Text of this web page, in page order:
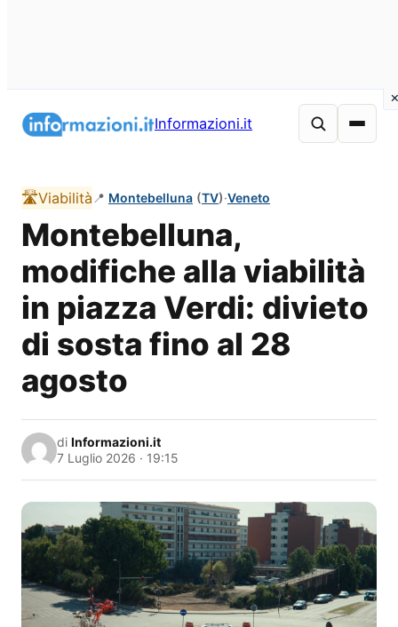
Informazioni.it
🛣️Viabilità 📍 Montebelluna (TV)·Veneto
Montebelluna,
modifiche alla viabilità
in piazza Verdi: divieto
di sosta fino al 28
agosto
di Informazioni.it
7 Luglio 2026 · 19:15